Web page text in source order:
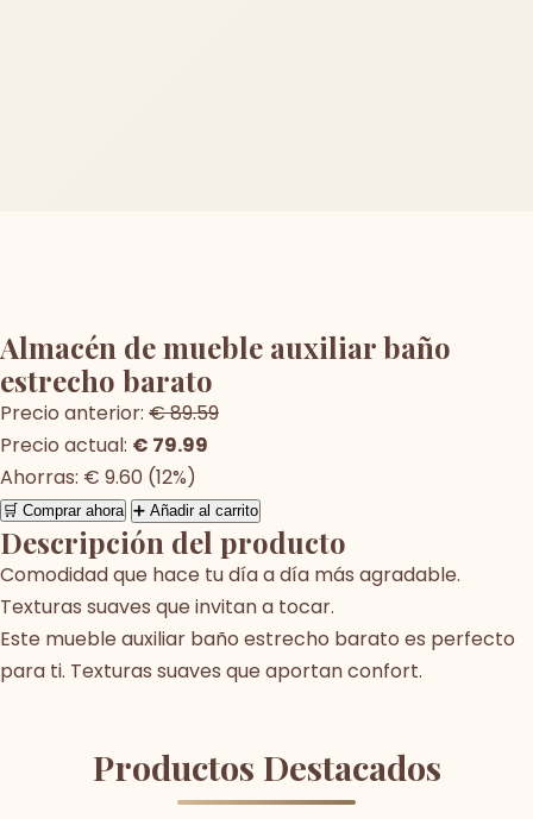
Almacén de mueble auxiliar baño
estrecho barato
Precio anterior: € 89.59
Precio actual: € 79.99
Ahorras: € 9.60 (12%)
🛒 Comprar ahora ➕ Añadir al carrito
Descripción del producto
Comodidad que hace tu día a día más agradable.
Texturas suaves que invitan a tocar.
Este mueble auxiliar baño estrecho barato es perfecto
para ti. Texturas suaves que aportan confort.
Productos Destacados